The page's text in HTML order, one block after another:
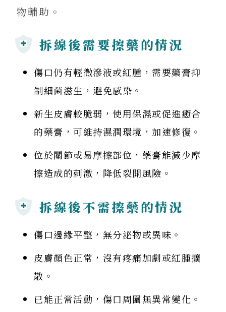
物輔助。
拆線後需要擦藥的情況
傷口仍有輕微滲液或紅腫，需要藥膏抑
制細菌滋生，避免感染。
新生皮膚較脆弱，使用保濕或促進癒合
的藥膏，可維持濕潤環境，加速修復。
位於關節或易摩擦部位，藥膏能減少摩
擦造成的刺激，降低裂開風險。
拆線後不需擦藥的情況
傷口邊緣平整，無分泌物或異味。
皮膚顏色正常，沒有疼痛加劇或紅腫擴
散。
已能正常活動，傷口周圍無異常變化。